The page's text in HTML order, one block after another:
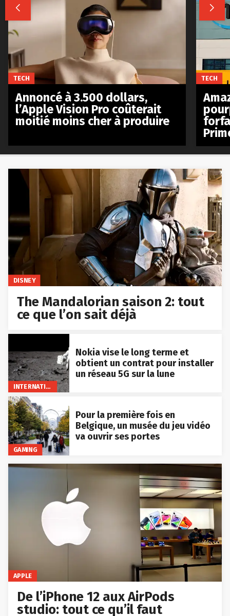
DISNEY
The Mandalorian saison 2: tout
ce que l’on sait déjà
INTERNATIONAL
Nokia vise le long terme et
obtient un contrat pour installer
un réseau 5G sur la lune
GAMING
Pour la première fois en
Belgique, un musée du jeu vidéo
va ouvrir ses portes
APPLE
De l’iPhone 12 aux AirPods
studio: tout ce qu’il faut
 
TECH
Annoncé à 3.500 dollars,
l’Apple Vision Pro coûterait
moitié moins cher à produire
TECH